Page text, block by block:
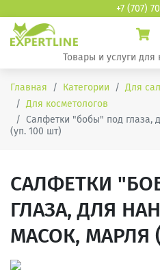
+7 (707)
Товары и услуги для
Главная Категории
Для
Для косметологов
Салфетки "бобы" под глаза,
(уп. 100 шт)
САЛФЕТКИ
ГЛАЗА, ДЛЯ
МАСОК, МАРЛЯ